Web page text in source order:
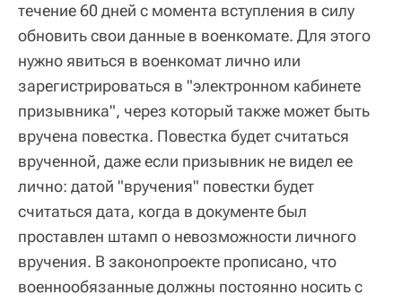
течение 60 дней с момента вступления в силу
обновить свои данные в военкомате. Для этого
нужно явиться в военкомат лично или
зарегистрироваться в "электронном кабинете
призывника", через который также может быть
вручена повестка. Повестка будет считаться
врученной, даже если призывник не видел ее
лично: датой "вручения" повестки будет
считаться дата, когда в документе был
проставлен штамп о невозможности личного
вручения. В законопроекте прописано, что
военнообязанные должны постоянно носить с